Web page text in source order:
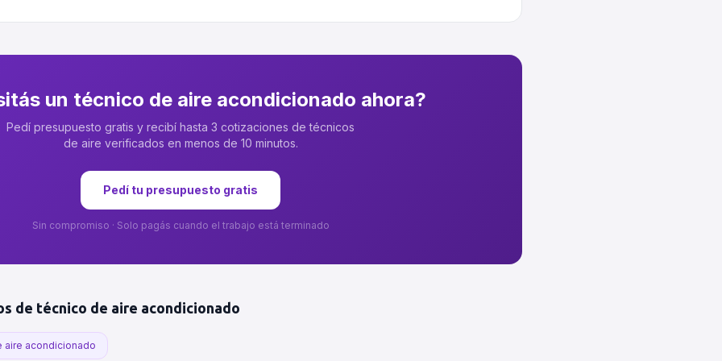
un técnico de aire acondicionado ahora?
Pedí presupuesto gratis y recibí hasta 3 cotizaciones detécnicos
de aire verificados en menos de 10 minutos.
Pedí tu presupuesto gratis
Sin compromiso · Solo pagás cuando el trabajo está terminado
de técnico de aire acondicionado
aire acondicionado